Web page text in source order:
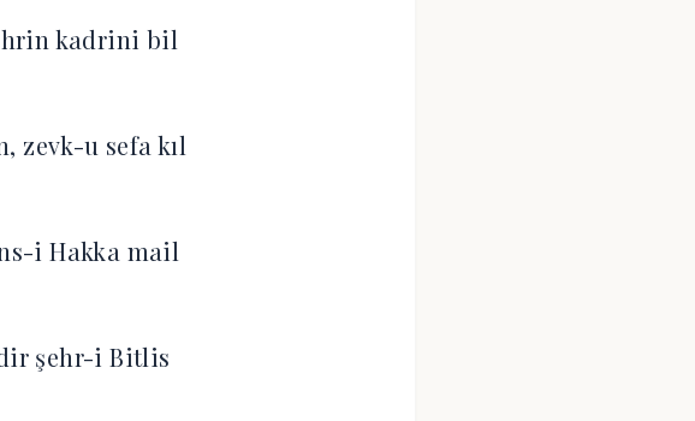
kadrini bil
zevk-u sefa kıl
i Hakka mail
şehr-i Bitlis